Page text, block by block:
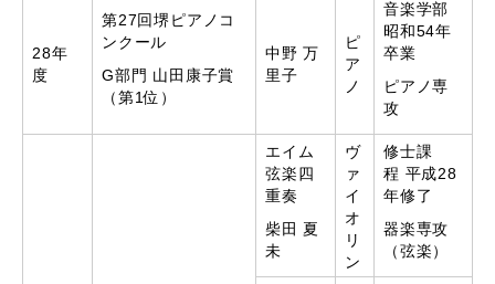
28年
度
第27回堺ピアノコ
ンクール
G部門 山田康子賞
（第1位）
中野 万
里子
ピ
ア
ノ
音楽学部
昭和54年
卒業
ピアノ専
攻
エイム
弦楽四
重奏
柴田 夏
未
ヴ
ァ
イ
オ
リ
ン
修士課
程 平成28
年修了
器楽専攻
（弦楽）